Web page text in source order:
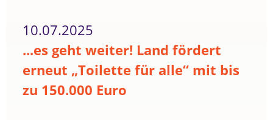
10.07.2025
...es geht weiter! Land fördert
erneut „Toilette für alle“ mit bis
zu 150.000 Euro